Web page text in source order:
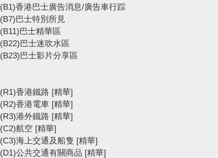
(B1)香港巴士廣告消息/廣告車行踪
(B7)巴士特別所見
(B11)巴士精華區
(B22)巴士迷吹水區
(B23)巴士影片分享區
(R1)香港鐵路 [精華]
(R2)香港電車 [精華]
(R3)港外鐵路 [精華]
(C2)航空 [精華]
(C3)海上交通及船隻 [精華]
(D1)公共交通有關商品 [精華]